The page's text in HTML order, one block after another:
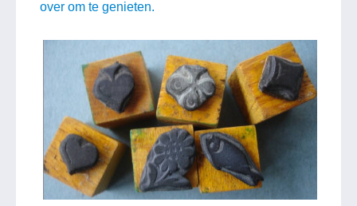
over om te genieten.